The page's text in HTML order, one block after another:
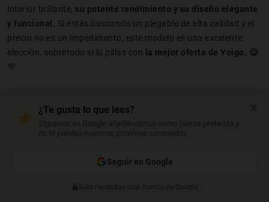
interior brillante, su potente rendimiento y su diseño elegante
y funcional
. Si estás buscando un plegable de alta calidad y el
precio no es un impedimento, este modelo es una excelente
elección, sobretodo si lo pillas con
la mejor oferta de Yoigo. 😉
💜
¿Te gusta lo que lees?
Seguir en Google